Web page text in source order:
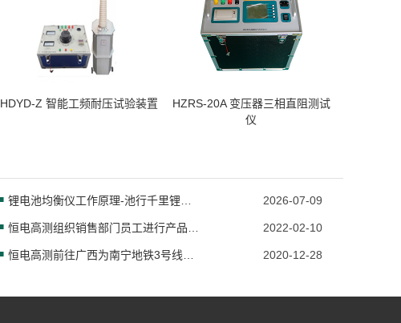
HDYD-Z 智能工频耐压试验装置
HZRS-20A 变压器三相直阻测试
仪
2026-07-09
2022-02-10
2020-12-28